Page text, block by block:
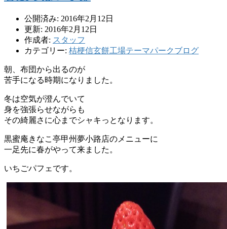
公開済み: 2016年2月12日
更新: 2016年2月12日
作成者: スタッフ
カテゴリー: 桔梗信玄餅工場テーマパークブログ
朝、布団から出るのが
苦手になる時期になりました。
冬は空気が澄んでいて
身を強張らせながらも
その綺麗さに心までシャキっとなります。
黒蜜庵きなこ亭甲州夢小路店のメニューに
一足先に春がやって来ました。
いちごパフェです。